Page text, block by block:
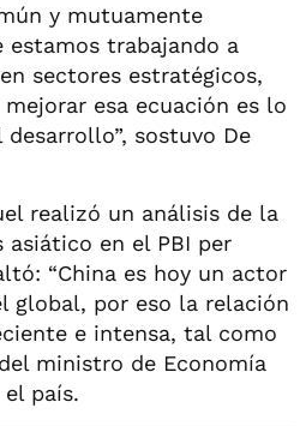
y mutuamente
estamos trabajando a
sectores estratégicos,
esa ecuación es lo
sostuvo De
realizó un análisis de la
en el PBI per
“China es hoy un actor
global, por eso la relación
e intensa, tal como
ministro de Economía
país.